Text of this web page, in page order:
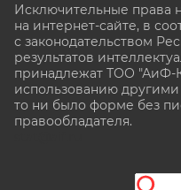
Исключительные права
на интернет-сайте, в
с законодательством
результатов
принадлежат ТОО "АиФ-
использованию
то ни было форме без
правообладателя.